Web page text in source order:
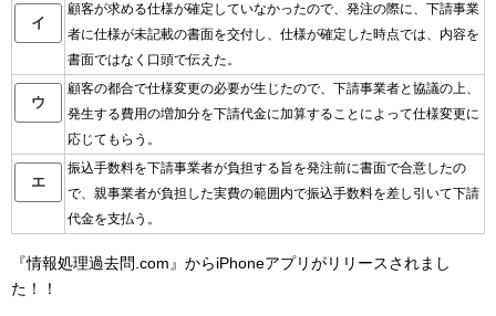
イ
顧客が求める仕様が確定していなかったので、発注の際に、下請事業
者に仕様が未記載の書面を交付し、仕様が確定した時点では、内容を
書面ではなく口頭で伝えた。
ウ
顧客の都合で仕様変更の必要が生じたので、下請事業者と協議の上、
発生する費用の増加分を下請代金に加算することによって仕様変更に
応じてもらう。
エ
振込手数料を下請事業者が負担する旨を発注前に書面で合意したの
で、親事業者が負担した実費の範囲内で振込手数料を差し引いて下請
代金を支払う。
『情報処理過去問.com』からiPhoneアプリがリリースされまし
た！！